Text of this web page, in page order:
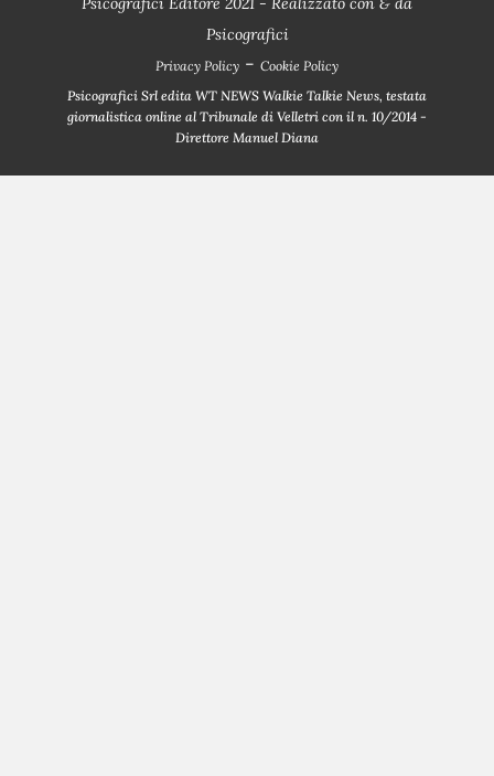
Psicografici
Privacy Policy - Cookie Policy
Psicografici Srl edita WT NEWS Walkie Talkie News, testata
giornalistica online al Tribunale di Velletri con il n. 10/2014 -
Direttore Manuel Diana